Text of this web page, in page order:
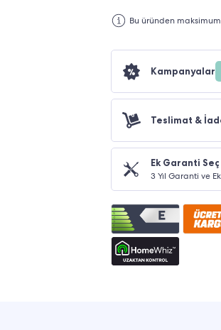
Bu üründen
Kampanyalar
Teslimat &
Ek Garanti Seç
3 Yıl Garanti ve